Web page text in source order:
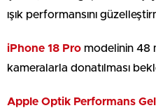
ışık performansını
iPhone 18 Pro modelinin 48
kameralarla donatılması
Apple Optik Performans